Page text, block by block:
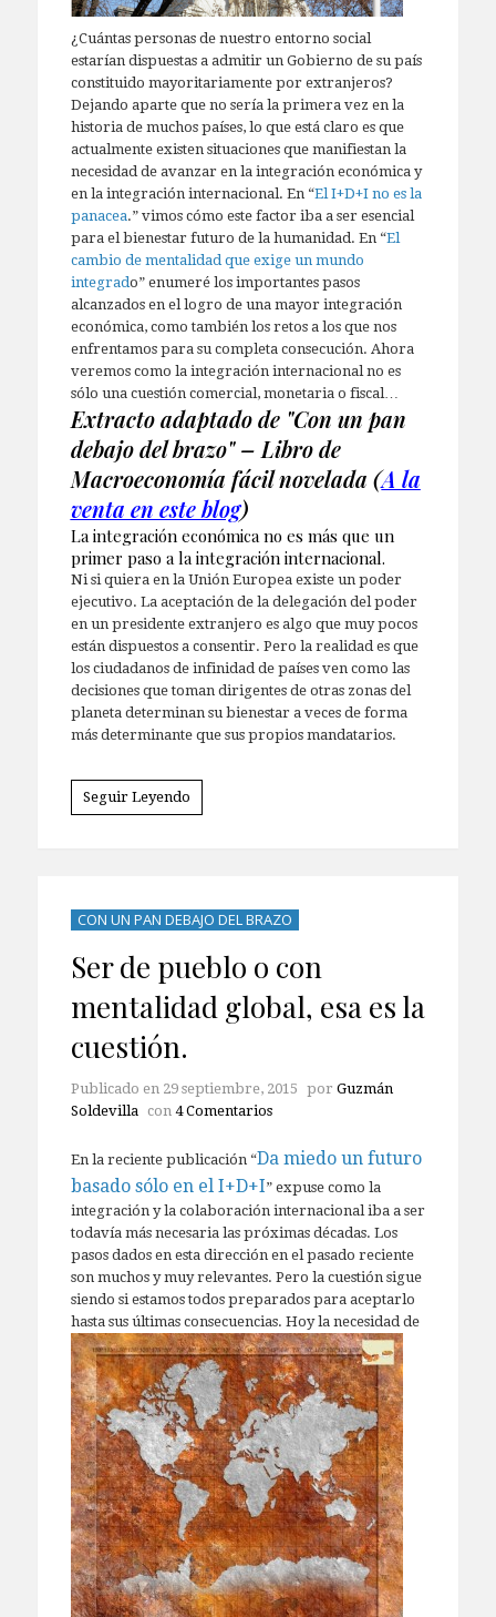
¿Cuántas personas de nuestro entorno social
estarían dispuestas a admitir un Gobierno de su país
constituido mayoritariamente por extranjeros?
Dejando aparte que no sería la primera vez en la
historia de muchos países, lo que está claro es que
actualmente existen situaciones que manifiestan la
necesidad de avanzar en la integración económica y
en la integración internacional. En “El I+D+I no es la
panacea.” vimos cómo este factor iba a ser esencial
para el bienestar futuro de la humanidad. En “El
cambio de mentalidad que exige un mundo
integrado” enumeré los importantes pasos
alcanzados en el logro de una mayor integración
económica, como también los retos a los que nos
enfrentamos para su completa consecución. Ahora
veremos como la integración internacional no es
sólo una cuestión comercial, monetaria o fiscal…
Extracto adaptado de "Con un pan
debajo del brazo" – Libro de
Macroeconomía fácil novelada (A la
venta en este blog)
La integración económica no es más que un
primer paso a la integración internacional.
Ni si quiera en la Unión Europea existe un poder
ejecutivo. La aceptación de la delegación del poder
en un presidente extranjero es algo que muy pocos
están dispuestos a consentir. Pero la realidad es que
los ciudadanos de infinidad de países ven como las
decisiones que toman dirigentes de otras zonas del
planeta determinan su bienestar a veces de forma
más determinante que sus propios mandatarios.
Seguir Leyendo
CON UN PAN DEBAJO DEL BRAZO
Ser de pueblo o con
mentalidad global, esa es la
cuestión.
Publicado en 29 septiembre, 2015 por Guzmán
Soldevilla
con 4 Comentarios
En la reciente publicación “Da miedo un futuro
basado sólo en el I+D+I” expuse como la
integración y la colaboración internacional iba a ser
todavía más necesaria las próximas décadas. Los
pasos dados en esta dirección en el pasado reciente
son muchos y muy relevantes. Pero la cuestión sigue
siendo si estamos todos preparados para aceptarlo
hasta sus últimas consecuencias. Hoy la necesidad de